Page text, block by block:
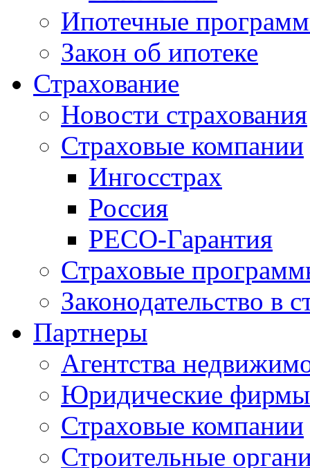
Ипотечные
Закон об ипотеке
Страхование
Новости страхования
Страховые компании
Ингосстрах
Россия
РЕСО-Гарантия
Страховые
Законодательство в
Партнеры
Агентства
Юридические фирмы
Страховые компании
Строительные